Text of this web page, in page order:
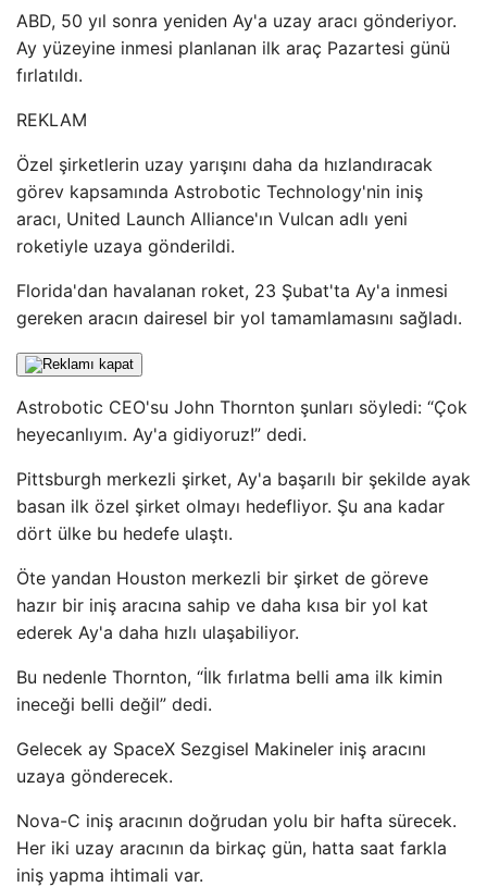
ABD, 50 yıl sonra yeniden Ay'a uzay aracı gönderiyor.
Ay yüzeyine inmesi planlanan ilk araç Pazartesi günü
fırlatıldı.
REKLAM
Özel şirketlerin uzay yarışını daha da hızlandıracak
görev kapsamında Astrobotic Technology'nin iniş
aracı, United Launch Alliance'ın Vulcan adlı yeni
roketiyle uzaya gönderildi.
Florida'dan havalanan roket, 23 Şubat'ta Ay'a inmesi
gereken aracın dairesel bir yol tamamlamasını sağladı.
Astrobotic CEO'su John Thornton şunları söyledi: “Çok
heyecanlıyım. Ay'a gidiyoruz!” dedi.
Pittsburgh merkezli şirket, Ay'a başarılı bir şekilde ayak
basan ilk özel şirket olmayı hedefliyor. Şu ana kadar
dört ülke bu hedefe ulaştı.
Öte yandan Houston merkezli bir şirket de göreve
hazır bir iniş aracına sahip ve daha kısa bir yol kat
ederek Ay'a daha hızlı ulaşabiliyor.
Bu nedenle Thornton, “İlk fırlatma belli ama ilk kimin
ineceği belli değil” dedi.
Gelecek ay SpaceX Sezgisel Makineler iniş aracını
uzaya gönderecek.
Nova-C iniş aracının doğrudan yolu bir hafta sürecek.
Her iki uzay aracının da birkaç gün, hatta saat farkla
iniş yapma ihtimali var.